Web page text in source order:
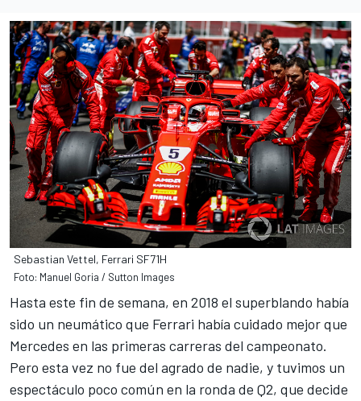
Sebastian Vettel, Ferrari SF71H
Foto: Manuel Goria / Sutton Images
Hasta este fin de semana, en 2018 el superblando había
sido un neumático que Ferrari había cuidado mejor que
Mercedes en las primeras carreras del campeonato.
Pero esta vez no fue del agrado de nadie, y tuvimos un
espectáculo poco común en la ronda de Q2, que decide